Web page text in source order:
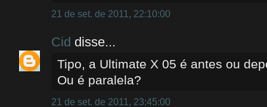
21 de set. de 2011, 22:10:00
Cid disse...
Tipo, a Ultimate X 05 é antes ou
Ou é paralela?
21 de set. de 2011, 23:45:00